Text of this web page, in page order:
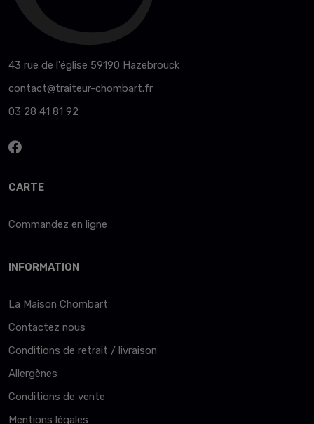
43 rue de l'église 59190 Hazebrouck
contact@traiteur-chombart.fr
03 28 41 81 92
CARTE
Commandez en ligne
INFORMATION
La Maison Chombart
Contactez nous
Conditions de retrait / livraison
Allergènes
Conditions de vente
Mentions légales